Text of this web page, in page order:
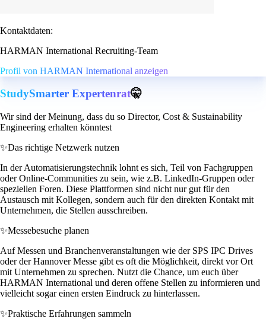
Kontaktdaten:
HARMAN International Recruiting-Team
Profil von HARMAN International anzeigen
StudySmarter Expertenrat🤫
Wir sind der Meinung, dass du so Director, Cost & Sustainability
Engineering erhalten könntest
✨Das richtige Netzwerk nutzen
In der Automatisierungstechnik lohnt es sich, Teil von Fachgruppen
oder Online-Communities zu sein, wie z.B. LinkedIn-Gruppen oder
speziellen Foren. Diese Plattformen sind nicht nur gut für den
Austausch mit Kollegen, sondern auch für den direkten Kontakt mit
Unternehmen, die Stellen ausschreiben.
✨Messebesuche planen
Auf Messen und Branchenveranstaltungen wie der SPS IPC Drives
oder der Hannover Messe gibt es oft die Möglichkeit, direkt vor Ort
mit Unternehmen zu sprechen. Nutzt die Chance, um euch über
HARMAN International und deren offene Stellen zu informieren und
vielleicht sogar einen ersten Eindruck zu hinterlassen.
✨Praktische Erfahrungen sammeln